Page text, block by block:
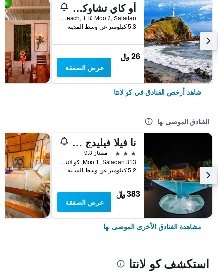
أو كاي تشاوكوه بونجالو
Longbeach, 110 Moo 2, Saladan, كو لانتا, تايلاند
5.3 كيلومتر عن وسط المدينة
26 ﷼
عرض الصفقة
شاهد أرخص الفنادق في كو لانتا
الفنادق الموصى بها
نا فيلا فيليدج - ٔلبالغين فقط
3 نجوم
ممتاز 9.3
313 Moo 1, Saladan, كو لانتا, تايلاند
5.2 كيلومتر عن وسط المدينة
383 ﷼
عرض الصفقة
مشاهدة الفنادق الأخرى الموصى بها
استكشف كو لانتا